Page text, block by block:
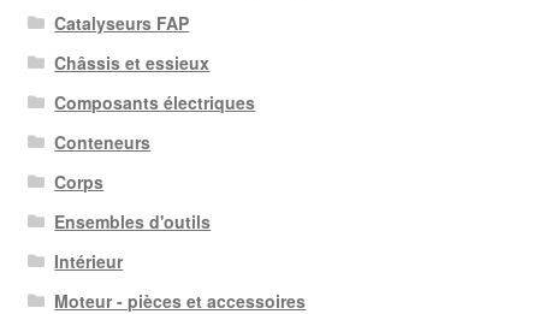
Catalyseurs FAP
Châssis et essieux
Composants électriques
Conteneurs
Corps
Ensembles d'outils
Intérieur
Moteur - pièces et accessoires